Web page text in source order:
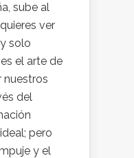
sube al
ver
solo
el arte de
nuestros
del
pero
y el